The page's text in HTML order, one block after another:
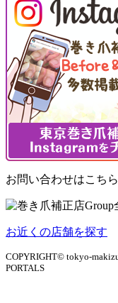
お問い合わせはこちら
お近くの店舗を探す
COPYRIGHT© tokyo-
PORTALS